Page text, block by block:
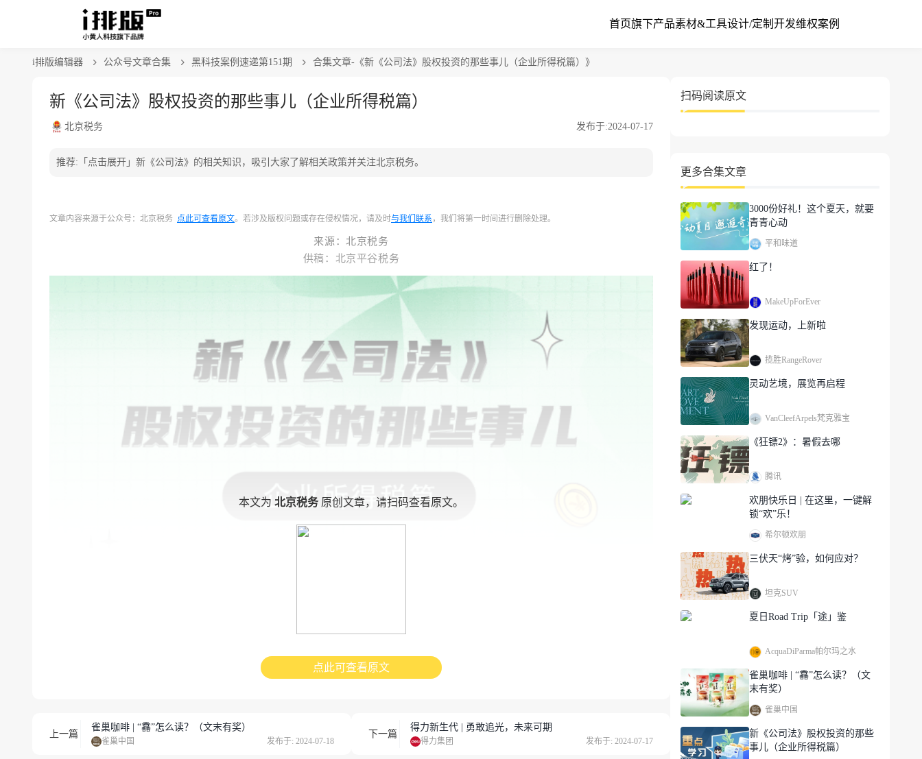
首页旗下产品素材&工具设计/定制开发维权案例
i排版编辑器 公众号文章合集 黑科技案例速递第151期 合集文章-《新《公司法》股权投资的那些事儿（企业所得税篇）》
新《公司法》股权投资的那些事儿（企业所得税篇）
北京税务 发布于:2024-07-17
推荐:「点击展开」新《公司法》的相关知识，吸引大家了解相关政策并关注北京税务。
文章内容来源于公众号：北京税务 点此可查看原文。若涉及版权问题或存在侵权情况，请及时与我们联系 ，我们将第一时间进行删除处理。
来源：北京税务
供稿：北京平谷税务
本文为 北京税务 原创文章，请扫码查看原文。
点此可查看原文
上一篇
雀巢咖啡 | “馫”怎么读？（文末有奖）
雀巢中国 发布于: 2024-07-18
下一篇
得力新生代 | 勇敢追光，未来可期
得力集团 发布于: 2024-07-17
扫码阅读原文
更多合集文章
3000份好礼！这个夏天，就要
青青心动
平和味道
红了！
MakeUpForEver
发现运动，上新啦
揽胜RangeRover
灵动艺境，展览再启程
VanCleefArpels梵克雅宝
《狂镖2》：暑假去哪
腾讯
欢朋快乐日 | 在这里，一键解
锁“欢”乐！
希尔顿欢朋
三伏天“烤”验，如何应对？
坦克SUV
夏日Road Trip「途」鉴
AcquaDiParma帕尔玛之水
雀巢咖啡 | “馫”怎么读？（文
末有奖）
雀巢中国
新《公司法》股权投资的那些
事儿（企业所得税篇）